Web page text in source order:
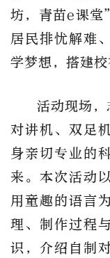
坊，青苗e课堂
居民排忧解难
学梦想，搭建校
活动现场
对讲机、双足
身亲切专业的
来。本次活动
用童趣的语言
理、制作过程
识，介绍自制